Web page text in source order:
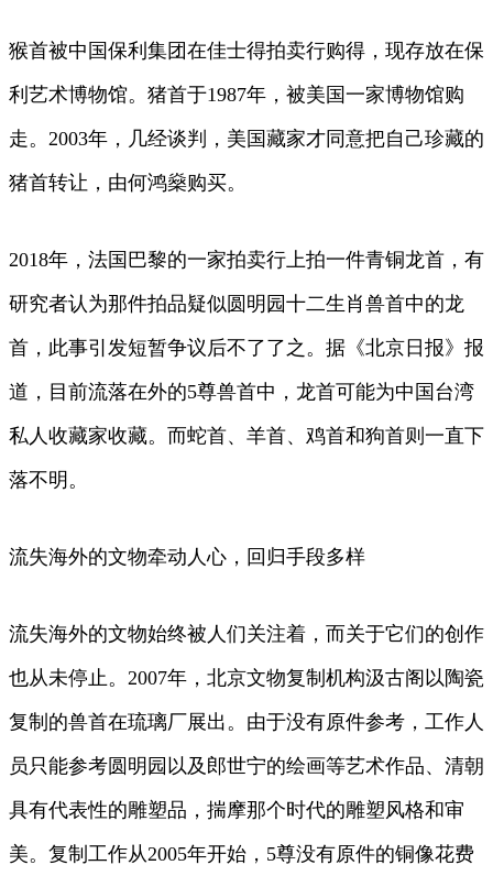
猴首被中国保利集团在佳士得拍卖行购得，现存放在保
利艺术博物馆。猪首于1987年，被美国一家博物馆购
走。2003年，几经谈判，美国藏家才同意把自己珍藏的
猪首转让，由何鸿燊购买。
2018年，法国巴黎的一家拍卖行上拍一件青铜龙首，有
研究者认为那件拍品疑似圆明园十二生肖兽首中的龙
首，此事引发短暂争议后不了了之。据《北京日报》报
道，目前流落在外的5尊兽首中，龙首可能为中国台湾
私人收藏家收藏。而蛇首、羊首、鸡首和狗首则一直下
落不明。
流失海外的文物牵动人心，回归手段多样
流失海外的文物始终被人们关注着，而关于它们的创作
也从未停止。2007年，北京文物复制机构汲古阁以陶瓷
复制的兽首在琉璃厂展出。由于没有原件参考，工作人
员只能参考圆明园以及郎世宁的绘画等艺术作品、清朝
具有代表性的雕塑品，揣摩那个时代的雕塑风格和审
美。复制工作从2005年开始，5尊没有原件的铜像花费